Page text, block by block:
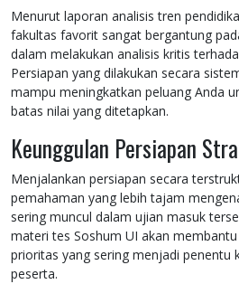
Menurut laporan analisis tren
fakultas favorit sangat bergantung
dalam melakukan analisis kritis
Persiapan yang dilakukan secara
mampu meningkatkan peluang Anda
batas nilai yang ditetapkan.
Keunggulan Persiapan
Menjalankan persiapan secara
pemahaman yang lebih tajam
sering muncul dalam ujian masuk
materi tes Soshum UI akan
prioritas yang sering menjadi penentu
peserta.